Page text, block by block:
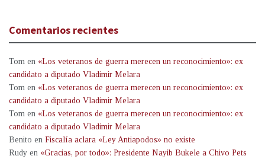
Comentarios recientes
Tom en «Los veteranos de guerra merecen un reconocimiento»: ex
candidato a diputado Vladimir Melara
Tom en «Los veteranos de guerra merecen un reconocimiento»: ex
candidato a diputado Vladimir Melara
Tom en «Los veteranos de guerra merecen un reconocimiento»: ex
candidato a diputado Vladimir Melara
Benito en Fiscalía aclara «Ley Antiapodos» no existe
Rudy en «Gracias, por todo»: Presidente Nayib Bukele a Chivo Pets